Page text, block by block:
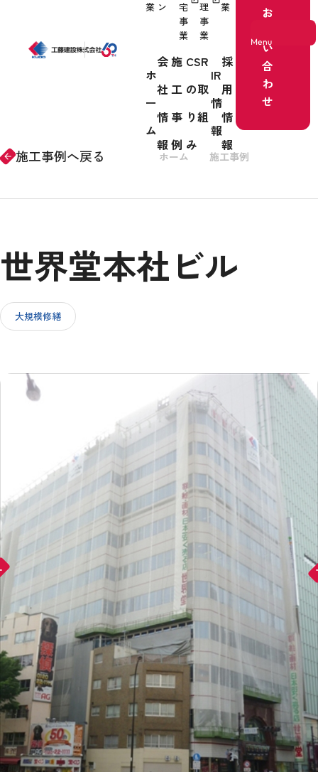
Menu
施工事例
CSRの取り組み
IR情報
お問い合わせ
業 ン
宅
事
業
理
事
業
業
ホ
ー
ム
会
社
情
報
施
工
事
例
CSR
の取
り組
み
IR
情
報
採
用
情
報
お
い
合
わ
せ
arrow_forward 施工事例へ戻る ホーム 施工事例
世界堂本社ビル
大規模修繕